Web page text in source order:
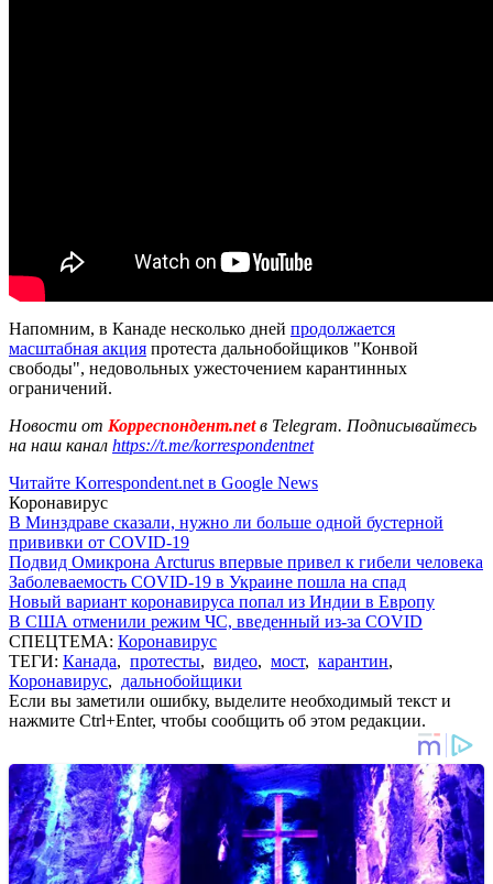
Напомним, в Канаде несколько дней продолжается
масштабная акция протеста дальнобойщиков "Конвой
свободы", недовольных ужесточением карантинных
ограничений.
Новости от Корреспондент.netв Telegram. Подписывайтесь
на наш канал https://t.me/korrespondentnet
Читайте Korrespondent.net в Google News
Коронавирус
В Минздраве сказали, нужно ли больше одной бустерной
прививки от COVID-19
Подвид Омикрона Arcturus впервые привел к гибели человека
Заболеваемость COVID-19 в Украине пошла на спад
Новый вариант коронавируса попал из Индии в Европу
В США отменили режим ЧС, введенный из-за COVID
СПЕЦТЕМА: Коронавирус
ТЕГИ: Канада, протесты, видео, мост, карантин,
Коронавирус, дальнобойщики
Если вы заметили ошибку, выделите необходимый текст и
нажмите Ctrl+Enter, чтобы сообщить об этом редакции.